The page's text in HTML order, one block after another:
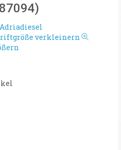
verkleinern